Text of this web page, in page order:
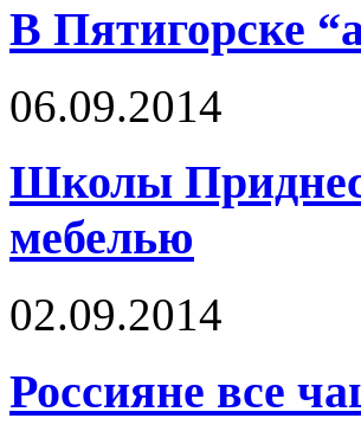
В Пятигорске
06.09.2014
Школы
мебелью
02.09.2014
Россияне все